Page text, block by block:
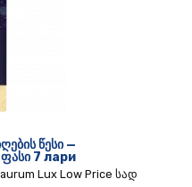
წესი —
7 лари
Lux Low Price სად